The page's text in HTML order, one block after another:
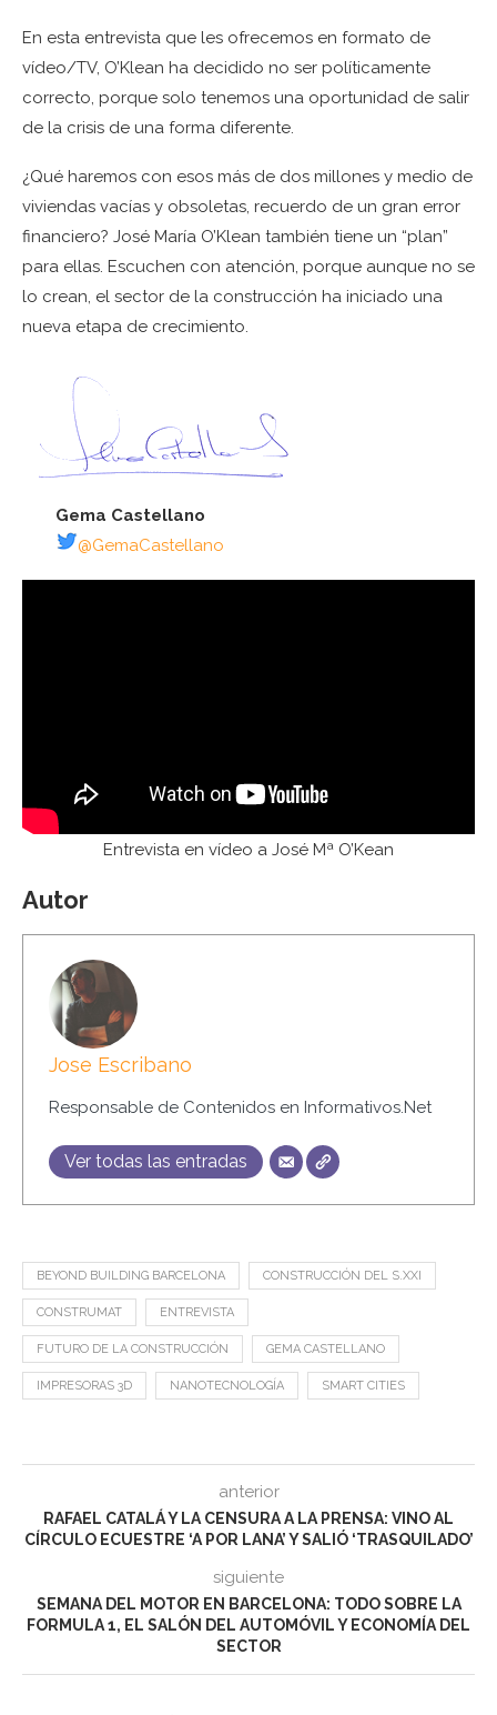
En esta entrevista que les ofrecemos en formato de
vídeo/TV, O’Klean ha decidido no ser políticamente
correcto, porque solo tenemos una oportunidad de salir
de la crisis de una forma diferente.
¿Qué haremos con esos más de dos millones y medio de
viviendas vacías y obsoletas, recuerdo de un gran error
financiero? José María O’Klean también tiene un “plan”
para ellas. Escuchen con atención, porque aunque no se
lo crean, el sector de la construcción ha iniciado una
nueva etapa de crecimiento.
Gema Castellano
@GemaCastellano
Entrevista en vídeo a José Mª O’Kean
Autor
Jose Escribano
Responsable de Contenidos en Informativos.Net
Ver todas las entradas
BEYOND BUILDING BARCELONA CONSTRUCCIÓN DEL S.XXI
CONSTRUMAT ENTREVISTA
FUTURO DE LA CONSTRUCCIÓN GEMA CASTELLANO
IMPRESORAS 3D NANOTECNOLOGÍA SMART CITIES
anterior
RAFAEL CATALÁ Y LA CENSURA A LA PRENSA: VINO AL
CÍRCULO ECUESTRE ‘A POR LANA’ Y SALIÓ ‘TRASQUILADO’
siguiente
SEMANA DEL MOTOR EN BARCELONA: TODO SOBRE LA
FORMULA 1, EL SALÓN DEL AUTOMÓVIL Y ECONOMÍA DEL
SECTOR